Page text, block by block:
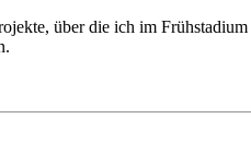
über die ich im